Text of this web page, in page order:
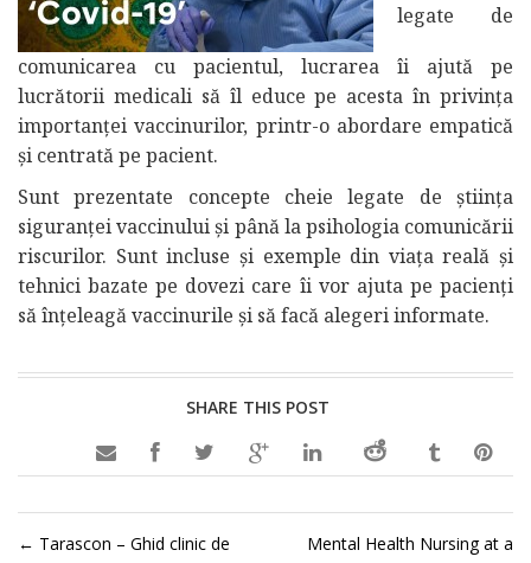
legate de
comunicarea cu pacientul, lucrarea îi ajută pe
lucrătorii medicali să îl educe pe acesta în privința
importanței vaccinurilor, printr-o abordare empatică
și centrată pe pacient.
Sunt prezentate concepte cheie legate de știința
siguranței vaccinului și până la psihologia comunicării
riscurilor. Sunt incluse și exemple din viața reală și
tehnici bazate pe dovezi care îi vor ajuta pe pacienți
să înțeleagă vaccinurile și să facă alegeri informate.
SHARE THIS POST

← Tarascon – Ghid clinic de
Mental Health Nursing at a